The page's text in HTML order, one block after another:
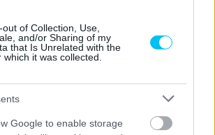
of Collection, Use,
and/or Sharing of my
that Is Unrelated with the
it was collected.
Google to enable storage
másodperces hátrányban ért véget